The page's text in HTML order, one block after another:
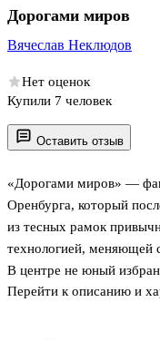
Оставить отзыв
«Дорогами миров» —
Оренбурга, который
из тесных рамок
технологией, меняющей
В центре не юный
практическим взглядом
Перейти к описанию и
Дорогами миров
Вячеслав Неклюдов
Нет оценок
Купили 7 человек